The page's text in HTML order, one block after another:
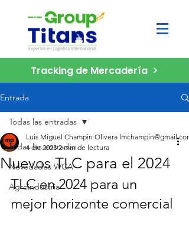
Tracking de Mercadería
Entrada
Todas las entradas
Novedades WCA
Agroindustria
Todas las entradas
Nuevos TLC para el 2024
Luis Miguel Champin Olivera lmchampin@gmail.com
4 dic 2023 2 min de lectura
TLC en 2024 para un
mejor horizonte comercial